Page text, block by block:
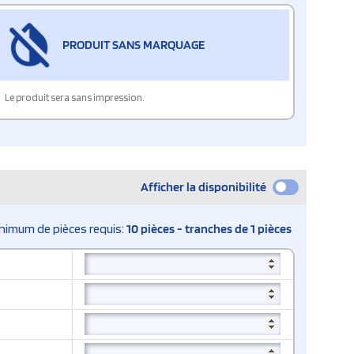
PRODUIT SANS MARQUAGE
Le produit sera sans impression.
Afficher la disponibilité
de pièces requis: 10 pièces - tranches de 1 pièces